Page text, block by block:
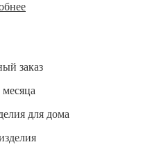
заказ
месяца
для дома